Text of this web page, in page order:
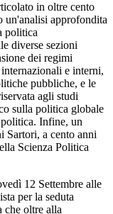
in oltre cento
un'analisi approfondita
politica
diverse sezioni
dei regimi
e interni,
pubbliche, e le
agli studi
sulla politica globale
Infine, un
Sartori, a cento anni
Scienza Politica
12 Settembre alle
per la seduta
che oltre alla